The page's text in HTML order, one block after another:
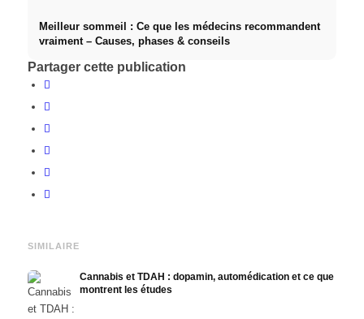
Meilleur sommeil : Ce que les médecins recommandent
vraiment – Causes, phases & conseils
Partager cette publication
SIMILAIRE
Cannabis et TDAH : dopamin, automédication et ce que
montrent les études